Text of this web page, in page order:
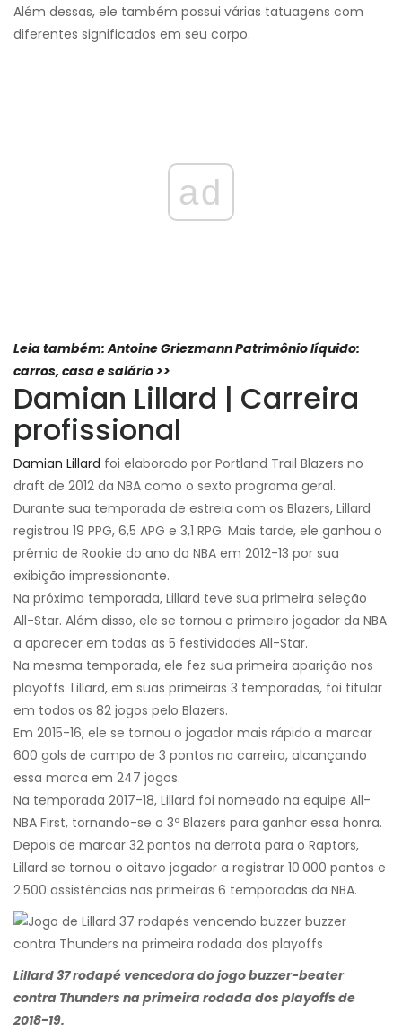
Além dessas, ele também possui várias tatuagens com
diferentes significados em seu corpo.
ad
Leia também: Antoine Griezmann Patrimônio líquido:
carros, casa e salário >>
Damian Lillard | Carreira
profissional
Damian Lillard foi elaborado por Portland Trail Blazers no
draft de 2012 da NBA como o sexto programa geral.
Durante sua temporada de estreia com os Blazers, Lillard
registrou 19 PPG, 6,5 APG e 3,1 RPG. Mais tarde, ele ganhou o
prêmio de Rookie do ano da NBA em 2012-13 por sua
exibição impressionante.
Na próxima temporada, Lillard teve sua primeira seleção
All-Star. Além disso, ele se tornou o primeiro jogador da NBA
a aparecer em todas as 5 festividades All-Star.
Na mesma temporada, ele fez sua primeira aparição nos
playoffs. Lillard, em suas primeiras 3 temporadas, foi titular
em todos os 82 jogos pelo Blazers.
Em 2015-16, ele se tornou o jogador mais rápido a marcar
600 gols de campo de 3 pontos na carreira, alcançando
essa marca em 247 jogos.
Na temporada 2017-18, Lillard foi nomeado na equipe All-
NBA First, tornando-se o 3º Blazers para ganhar essa honra.
Depois de marcar 32 pontos na derrota para o Raptors,
Lillard se tornou o oitavo jogador a registrar 10.000 pontos e
2.500 assistências nas primeiras 6 temporadas da NBA.
Lillard 37 rodapé vencedora do jogo buzzer-beater
contra Thunders na primeira rodada dos playoffs de
2018-19.